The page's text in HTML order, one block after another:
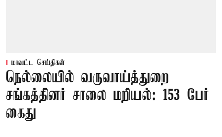
மாவட்ட செய்திகள்
நெல்லையில் வருவாய்த்துறை
சங்கத்தினர் சாலை மறியல்: 153 பேர்
கைது